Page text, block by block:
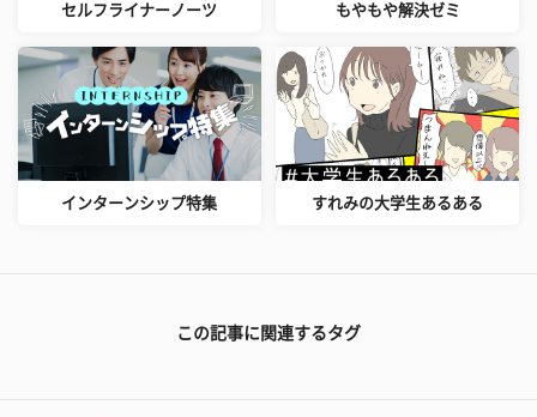
セルフライナーノーツ もやもや解決ゼミ
インターンシップ特集 すれみの大学生あるある
この記事に関連するタグ